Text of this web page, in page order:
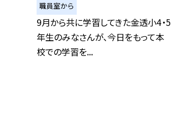
職員室から
9月から共に学習してきた金透小4・5
年生のみなさんが、今日をもって本
校での学習を...